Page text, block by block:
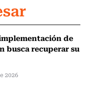
de
busca recuperar su
2026